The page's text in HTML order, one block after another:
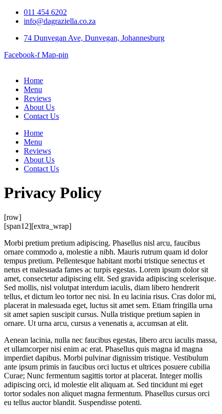
011 454 6202
info@dagraziella.co.za
74 Dunvegan Ave, Dunvegan, Johannesburg
Facebook-f Map-pin
Home
Menu
Reviews
About Us
Contact Us
Home
Menu
Reviews
About Us
Contact Us
Privacy Policy
[row]
[span12][extra_wrap]
Morbi pretium pretium adipiscing. Phasellus nisl arcu, faucibus
ornare commodo a, molestie a nibh. Mauris rutrum quam id dolor
tempus pretium. Pellentesque habitant morbi tristique senectus et
netus et malesuada fames ac turpis egestas. Lorem ipsum dolor sit
amet, consectetur adipiscing elit. Sed gravida adipiscing scelerisque.
Sed mollis, nisl volutpat interdum iaculis, diam libero hendrerit
tellus, et dictum leo tortor nec nisi. In eu lacinia risus. Cras dolor mi,
placerat in malesuada eget, luctus sit amet sem. Etiam fringilla urna
sit amet sapien suscipit cursus. Nulla tristique pretium sapien in
ornare. Ut urna arcu, cursus a venenatis a, accumsan at elit.
Aenean lacinia, nulla nec faucibus egestas, libero arcu iaculis massa,
et ullamcorper nisi enim ac erat. Phasellus quis magna id magna
imperdiet dapibus. Morbi pulvinar dignissim tristique. Vestibulum
ante ipsum primis in faucibus orci luctus et ultrices posuere cubilia
Curae; Nunc fermentum sagittis tortor at placerat. Integer mollis
adipiscing orci, id molestie elit aliquam at. Sed tincidunt mi eget
tortor sodales non aliquet magna fermentum. Phasellus cursus orci
eu tellus auctor blandit. Suspendisse potenti.